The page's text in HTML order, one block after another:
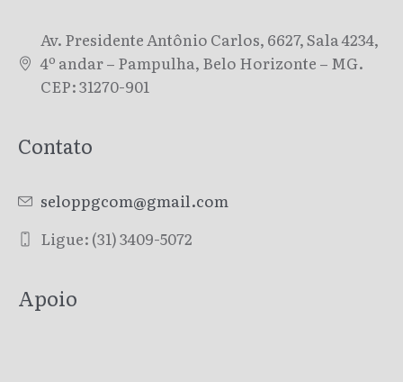
Av. Presidente Antônio Carlos, 6627, Sala 4234,
4º andar – Pampulha, Belo Horizonte – MG.
CEP: 31270-901
Contato
seloppgcom@gmail.com
Ligue: (31) 3409-5072
Apoio